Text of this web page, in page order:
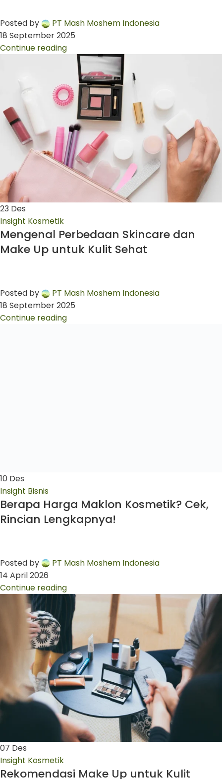
Posted by
PT Mash Moshem Indonesia
18 September 2025
Continue reading
23 Des
Insight Kosmetik
Mengenal Perbedaan Skincare dan
Make Up untuk Kulit Sehat
Posted by
PT Mash Moshem Indonesia
18 September 2025
Continue reading
10 Des
Insight Bisnis
Berapa Harga Maklon Kosmetik? Cek,
Rincian Lengkapnya!
Posted by
PT Mash Moshem Indonesia
14 April 2026
Continue reading
07 Des
Insight Kosmetik
Rekomendasi Make Up untuk Kulit